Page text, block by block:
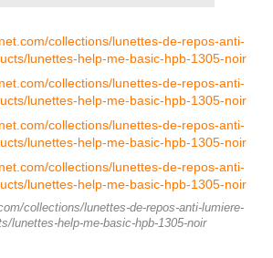
collections/lunettes-de-repos-anti-lumiere-
lunettes-help-me-basic-hpb-1305-noir